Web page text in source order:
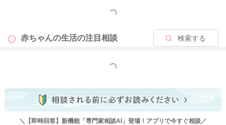
もっと見る
赤ちゃんの生活の注目相談 検索する
もっと見る
＼【即時回答】新機能「専門家相談AI」登場！アプリで今すぐ相談／